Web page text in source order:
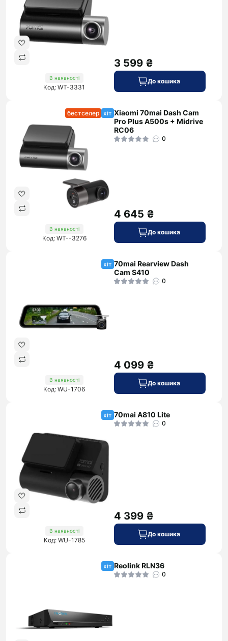
В наявності
Код: WT-3331
3 599 ₴
До кошика
бестселер хіт
В наявності
Код: WT--3276
Xiaomi 70mai Dash Cam
Pro Plus A500s + Midrive
RC06
0
4 645 ₴
До кошика
хіт
В наявності
Код: WU-1706
70mai Rearview Dash
Cam S410
0
4 099 ₴
До кошика
хіт
В наявності
Код: WU-1785
70mai A810 Lite
0
4 399 ₴
До кошика
хіт Reolink RLN36
0